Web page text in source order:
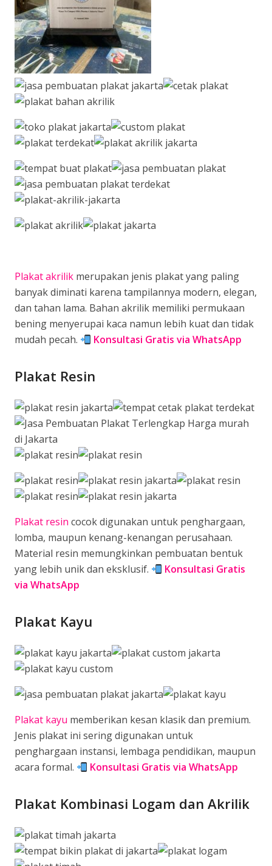
Plakat akrilik merupakan jenis plakat yang paling
banyak diminati karena tampilannya modern, elegan,
dan tahan lama. Bahan akrilik memiliki permukaan
bening menyerupai kaca namun lebih kuat dan tidak
mudah pecah.
Konsultasi Gratis via WhatsApp
Plakat Resin
Plakat resin cocok digunakan untuk penghargaan,
lomba, maupun kenang-kenangan perusahaan.
Material resin memungkinkan pembuatan bentuk
yang lebih unik dan eksklusif.
Konsultasi Gratis
via WhatsApp
Plakat Kayu
Plakat kayu memberikan kesan klasik dan premium.
Jenis plakat ini sering digunakan untuk
penghargaan instansi, lembaga pendidikan, maupun
acara formal.
Konsultasi Gratis via WhatsApp
Plakat Kombinasi Logam dan Akrilik